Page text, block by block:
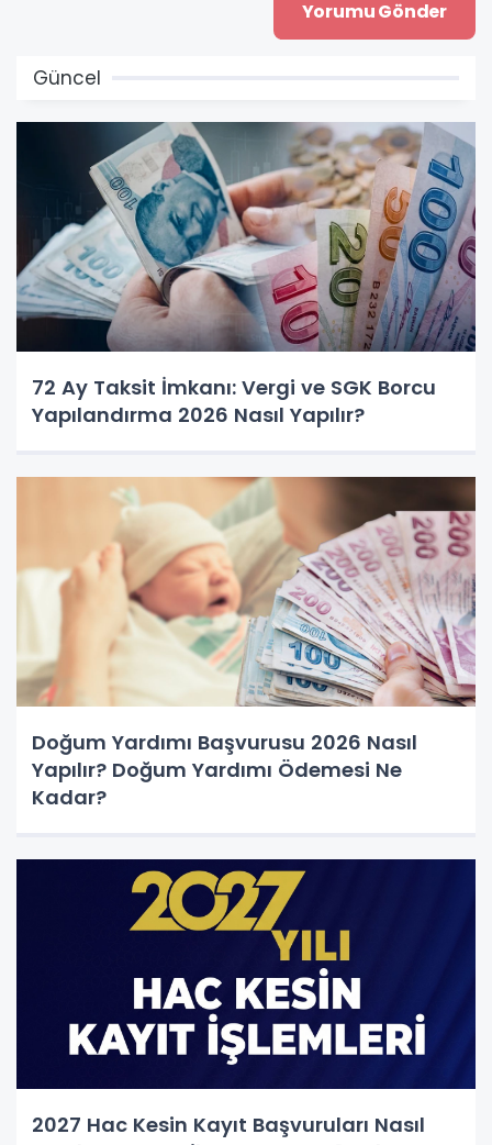
Güncel
72 Ay Taksit İmkanı: Vergi ve SGK Borcu
Yapılandırma 2026 Nasıl Yapılır?
Doğum Yardımı Başvurusu 2026 Nasıl
Yapılır? Doğum Yardımı Ödemesi Ne
Kadar?
2027 Hac Kesin Kayıt Başvuruları Nasıl